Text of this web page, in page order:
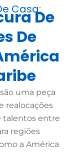
Casa:De
De
uma peça
realocações
talentos entre
regiões
a América